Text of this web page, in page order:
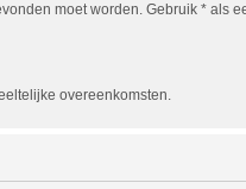
moet worden. Gebruik * als
overeenkomsten.